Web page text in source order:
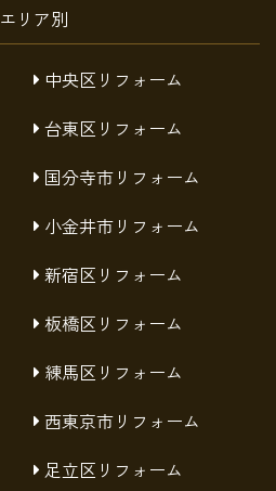
エリア別
中央区リフォーム
台東区リフォーム
国分寺市リフォーム
小金井市リフォーム
新宿区リフォーム
板橋区リフォーム
練馬区リフォーム
西東京市リフォーム
足立区リフォーム